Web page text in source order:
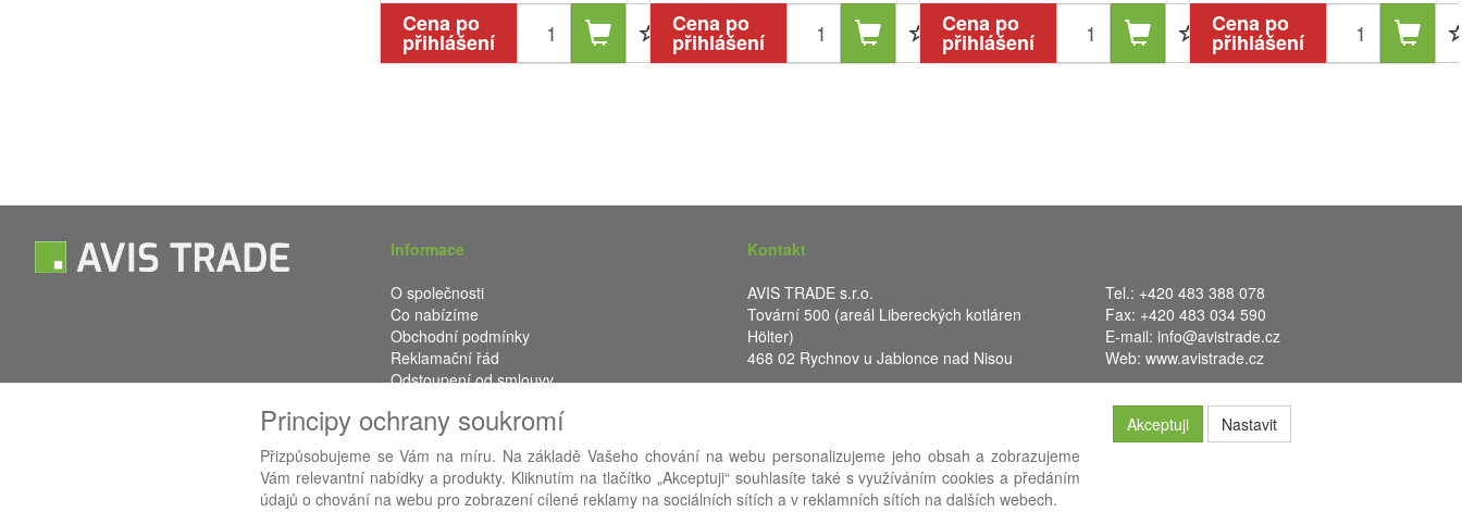
Cena po
přihlášení
Cena po
přihlášení
Cena po
přihlášení
Cena po
přihlášení
Informace
O společnosti
Co nabízíme
Obchodní podmínky
Reklamační řád
Odstoupení od smlouvy
Kontakt
AVIS TRADE s.r.o.
Tovární 500 (areál Libereckých kotláren
Hölter)
468 02 Rychnov u Jablonce nad Nisou
Tel.: +420 483 388 078
Fax: +420 483 034 590
E-mail: info@avistrade.cz
Web: www.avistrade.cz
Používáme ABRA eShop- nejlepší řešení e-commerce pro náš procesní informační systémFLORES
Principy ochrany soukromí
Přizpůsobujeme se Vám na míru. Na základě Vašeho chování na webu personalizujeme jeho obsah a zobrazujeme
Vám relevantní nabídky a produkty. Kliknutím na tlačítko „Akceptuji“ souhlasíte také s využíváním cookies a předáním
údajů o chování na webu pro zobrazení cílené reklamy na sociálních sítích a v reklamních sítích na dalších webech.
Akceptuji Nastavit